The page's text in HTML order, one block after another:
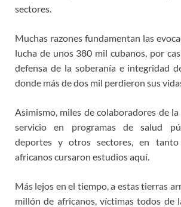
sectores.
Muchas razones fundamentan las
lucha de unos 380 mil cubanos, por
defensa de la soberanía e integridad
donde más de dos mil perdieron sus
Asimismo, miles de colaboradores de
servicio en programas de salud
deportes y otros sectores, en
africanos cursaron estudios aquí.
Más lejos en el tiempo, a estas tierras
millón de africanos, víctimas todos de